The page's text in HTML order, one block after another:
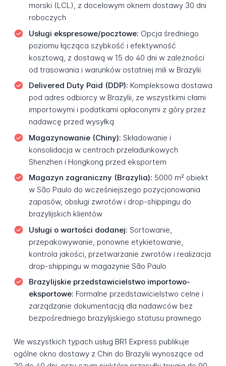
morski (LCL), z docelowym oknem dostawy 30 dni
roboczych
Usługi ekspresowe/pocztowe: Opcja średniego
poziomu łącząca szybkość i efektywność
kosztową, z dostawą w 15 do 40 dni w zależności
od trasowania i warunków ostatniej mili w Brazylii
Delivered Duty Paid (DDP): Kompleksowa dostawa
pod adres odbiorcy w Brazylii, ze wszystkimi cłami
importowymi i podatkami opłaconymi z góry przez
nadawcę przed wysyłką
Magazynowanie (Chiny): Składowanie i
konsolidacja w centrach przeładunkowych
Shenzhen i Hongkong przed eksportem
Magazyn zagraniczny (Brazylia): 5000 m² obiekt
w São Paulo do wcześniejszego pozycjonowania
zapasów, obsługi zwrotów i drop-shippingu do
brazylijskich klientów
Usługi o wartości dodanej: Sortowanie,
przepakowywanie, ponowne etykietowanie,
kontrola jakości, przetwarzanie zwrotów i realizacja
drop-shippingu w magazynie São Paulo
Brazylijskie przedstawicielstwo importowo-
eksportowe: Formalne przedstawicielstwo celne i
zarządzanie dokumentacją dla nadawców bez
bezpośredniego brazylijskiego statusu prawnego
We wszystkich typach usług BR1 Express publikuje
ogólne okno dostawy z Chin do Brazylii wynoszące od